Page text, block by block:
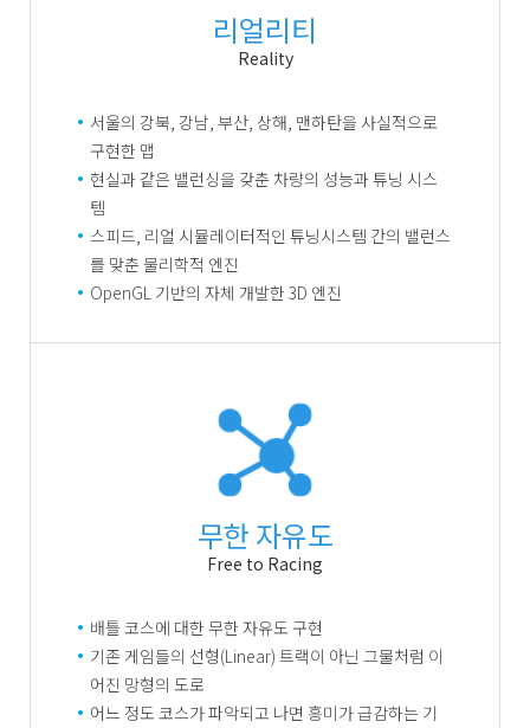
리얼리티
Reality
서울의 강북, 강남, 부산, 상해, 맨하탄을 사실적으로
구현한 맵
현실과 같은 밸런싱을 갖춘 차량의 성능과 튜닝 시스
템
스피드, 리얼 시뮬레이터적인 튜닝시스템 간의 밸런스
를 맞춘 물리학적 엔진
OpenGL 기반의 자체 개발한 3D 엔진
무한 자유도
Free to Racing
배틀 코스에 대한 무한 자유도 구현
기존 게임들의 선형(Linear) 트랙이 아닌 그물처럼 이
어진 망형의 도로
어느 정도 코스가 파악되고 나면 흥미가 급감하는 기